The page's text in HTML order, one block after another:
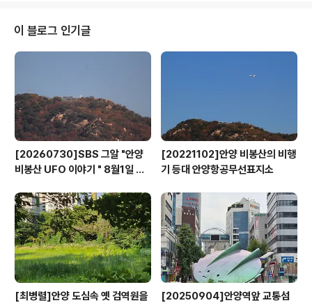
n. International Energy Agency.KEPCO. (2024).
시군구별 전력사용량. 한국전력공사(KEPCO).
이 블로그 인기글
[20260730]SBS 그알 "안양
비봉산 UFO 이야기 " 8월1일 방
[20221102]안양 비봉산의 비행
기 등대 안양항공무선표지소
[최병렬]안양 도심속 옛 검역원을
[20250904]안양역앞 교통섬